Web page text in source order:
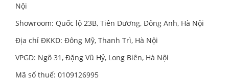
Nội
Showroom: Quốc lộ 23B, Tiên Dương, Đông Anh, Hà Nội
Địa chỉ ĐKKD: Đông Mỹ, Thanh Trì, Hà Nội
VPGD: Ngõ 31, Đặng Vũ Hỷ, Long Biên, Hà Nội
Mã số thuế: 0109126995